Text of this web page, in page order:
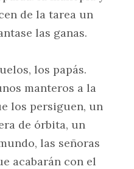
de la tarea un
las ganas.
los papás.
manteros a la
los persiguen, un
de órbita, un
las señoras
acabarán con el